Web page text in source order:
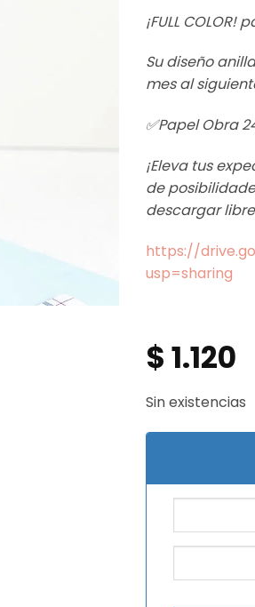
¡FULL
Su diseño
mes al
✅Papel Obra
¡Eleva tus
de
descargar
https://
usp=sharing
$1.120
Sin existencias